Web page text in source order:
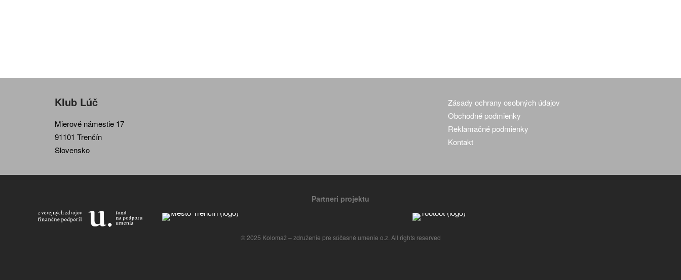
Klub Lúč
Mierové námestie 17
91101 Trenčín
Slovensko
Zásady ochrany osobných údajov
Obchodné podmienky
Reklamačné podmienky
Kontakt
Partneri projektu
© 2025 Kolomaž – združenie pre súčasné umenie o.z. All rights reserved